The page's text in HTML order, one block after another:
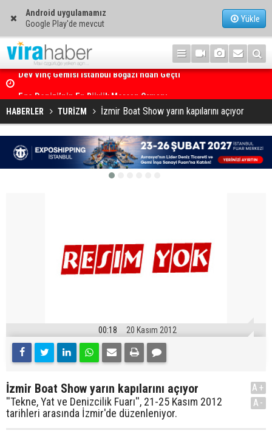
Android uygulamamız
Google Play'de mevcut
Yükle
HABERLER TURİZM İzmir Boat Show yarın kapılarını açıyor
00:18 20 Kasım 2012
İzmir Boat Show yarın kapılarını açıyor
''Tekne, Yat ve Denizcilik Fuarı'', 21-25 Kasım 2012
tarihleri arasında İzmir'de düzenleniyor.
A+
A-